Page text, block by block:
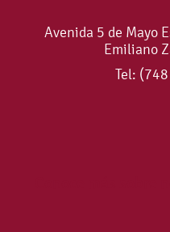
Avenida 5 de Mayo
Emiliano
Tel: